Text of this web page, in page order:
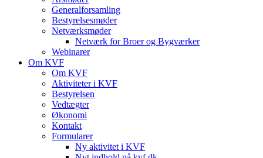
Generalforsamling
Bestyrelsesmøder
Netværksmøder
Netværk for Broer og Bygværker
Webinarer
Om KVF
Om KVF
Aktiviteter i KVF
Bestyrelsen
Vedtægter
Økonomi
Kontakt
Formularer
Ny aktivitet i KVF